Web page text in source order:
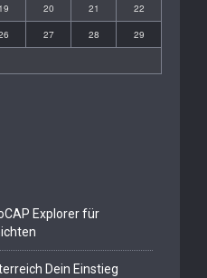
19 20 21 22
27 28 29
Explorer für
Dein Einstieg